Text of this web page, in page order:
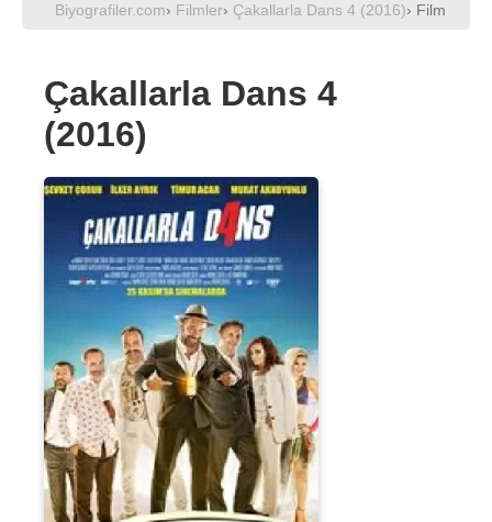
Biyografiler.com› Filmler› Çakallarla Dans 4 (2016)› Film
Çakallarla Dans 4
(2016)